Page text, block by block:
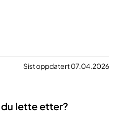
Sist oppdatert 07.04.2026
lette etter?